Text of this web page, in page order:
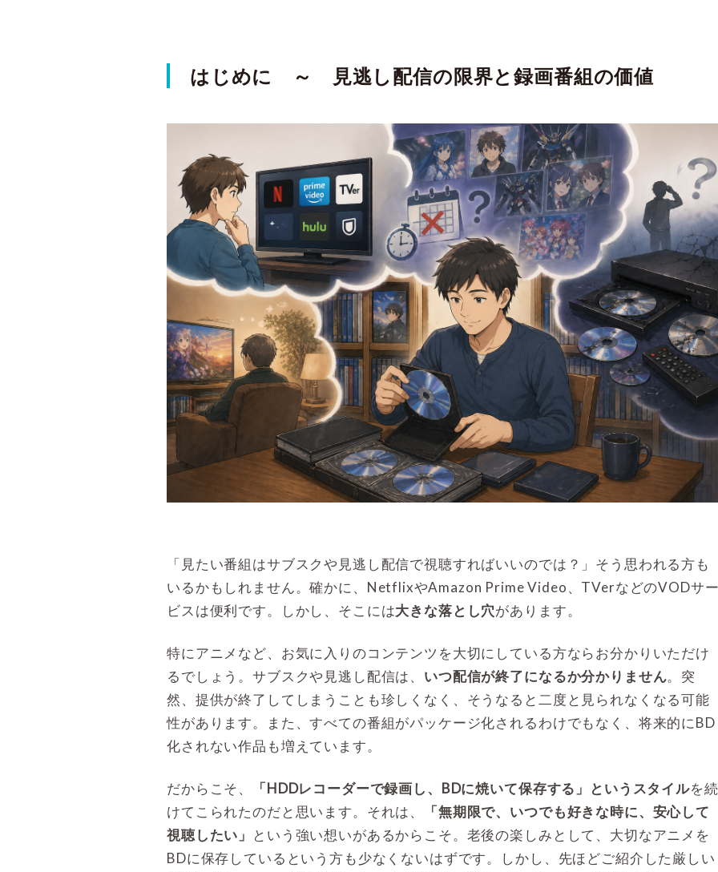
はじめに ～ 見逃し配信の限界と録画番組の価値
「見たい番組はサブスクや見逃し配信で視聴すればいいのでは？」そう思われる方も
いるかもしれません。確かに、NetflixやAmazon Prime Video、TVerなどのVODサ
ビスは便利です。しかし、そこには大きな落とし穴があります。
特にアニメなど、お気に入りのコンテンツを大切にしている方ならお分かりいただけ
るでしょう。サブスクや見逃し配信は、 いつ配信が終了になるか分かりません。突
然、提供が終了してしまうことも珍しくなく、そうなると二度と見られなくなる可能
性があります。また、すべての番組がパッケージ化されるわけでもなく、将来的にBD
化されない作品も増えています。
だからこそ、 「HDDレコーダーで録画し、BDに焼いて保存する」というスタイルを続
けてこられたのだと思います。それは、
「無期限で、いつでも好きな時に、安心して
視聴したい」
という強い想いがあるからこそ。老後の楽しみとして、大切なアニメを
BDに保存しているという方も少なくないはずです。しかし、先ほどご紹介した厳しい